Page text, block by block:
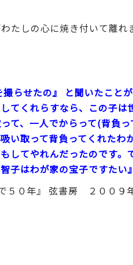
たしの心に焼き付いて離れ
撮らせたの』 と聞いたこ
てくれらすなら、この子
て、一人でからって(背負
い取って背負ってくれた
してやれんだったのです
子はわが家の宝子ですたい
５０年』 弦書房 ２００９